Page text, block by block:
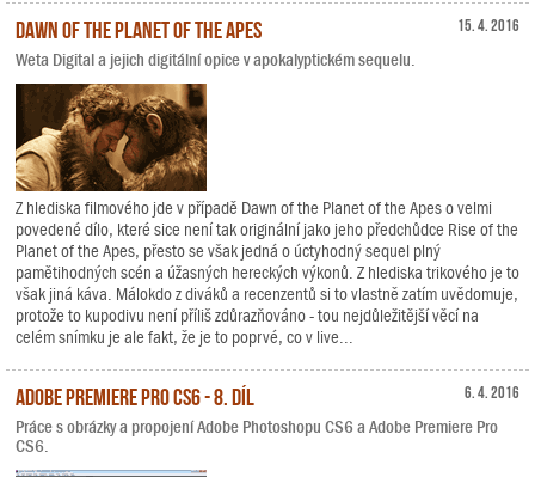
15. 4. 2016
Dawn of the Planet of the Apes
Weta Digital a jejich digitální opice v apokalyptickém sequelu.
Z hlediska filmového jde v případě Dawn of the Planet of the Apes o velmi
povedené dílo, které sice není tak originální jako jeho předchůdce Rise of the
Planet of the Apes, přesto se však jedná o úctyhodný sequel plný
pamětihodných scén a úžasných hereckých výkonů. Z hlediska trikového je to
však jiná káva. Málokdo z diváků a recenzentů si to vlastně zatím uvědomuje,
protože to kupodivu není příliš zdůrazňováno - tou nejdůležitější věcí na
celém snímku je ale fakt, že je to poprvé, co v live...
6. 4. 2016
Adobe Premiere Pro CS6 - 8. díl
Práce s obrázky a propojení Adobe Photoshopu CS6 a Adobe Premiere Pro
CS6.